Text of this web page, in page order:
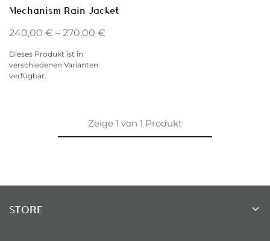
Mechanism Rain Jacket
240,00 € – 270,00 €
Dieses Produkt ist in
verschiedenen Varianten
verfügbar.
Zeige 1 von 1 Produkt
STORE